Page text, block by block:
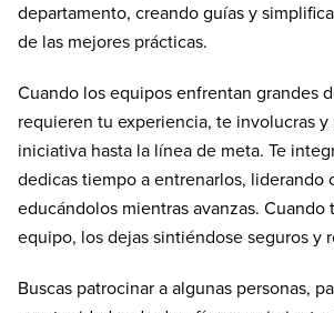
departamento, creando guías y
de las mejores prácticas.
Cuando los equipos enfrentan grandes
requieren tu experiencia, te involucras y
iniciativa hasta la línea de meta. Te
dedicas tiempo a entrenarlos, liderando
educándolos mientras avanzas. Cuando
equipo, los dejas sintiéndose seguros y
Buscas patrocinar a algunas personas,